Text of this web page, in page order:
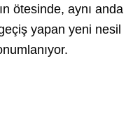
ötesinde, aynı anda
yapan yeni nesil